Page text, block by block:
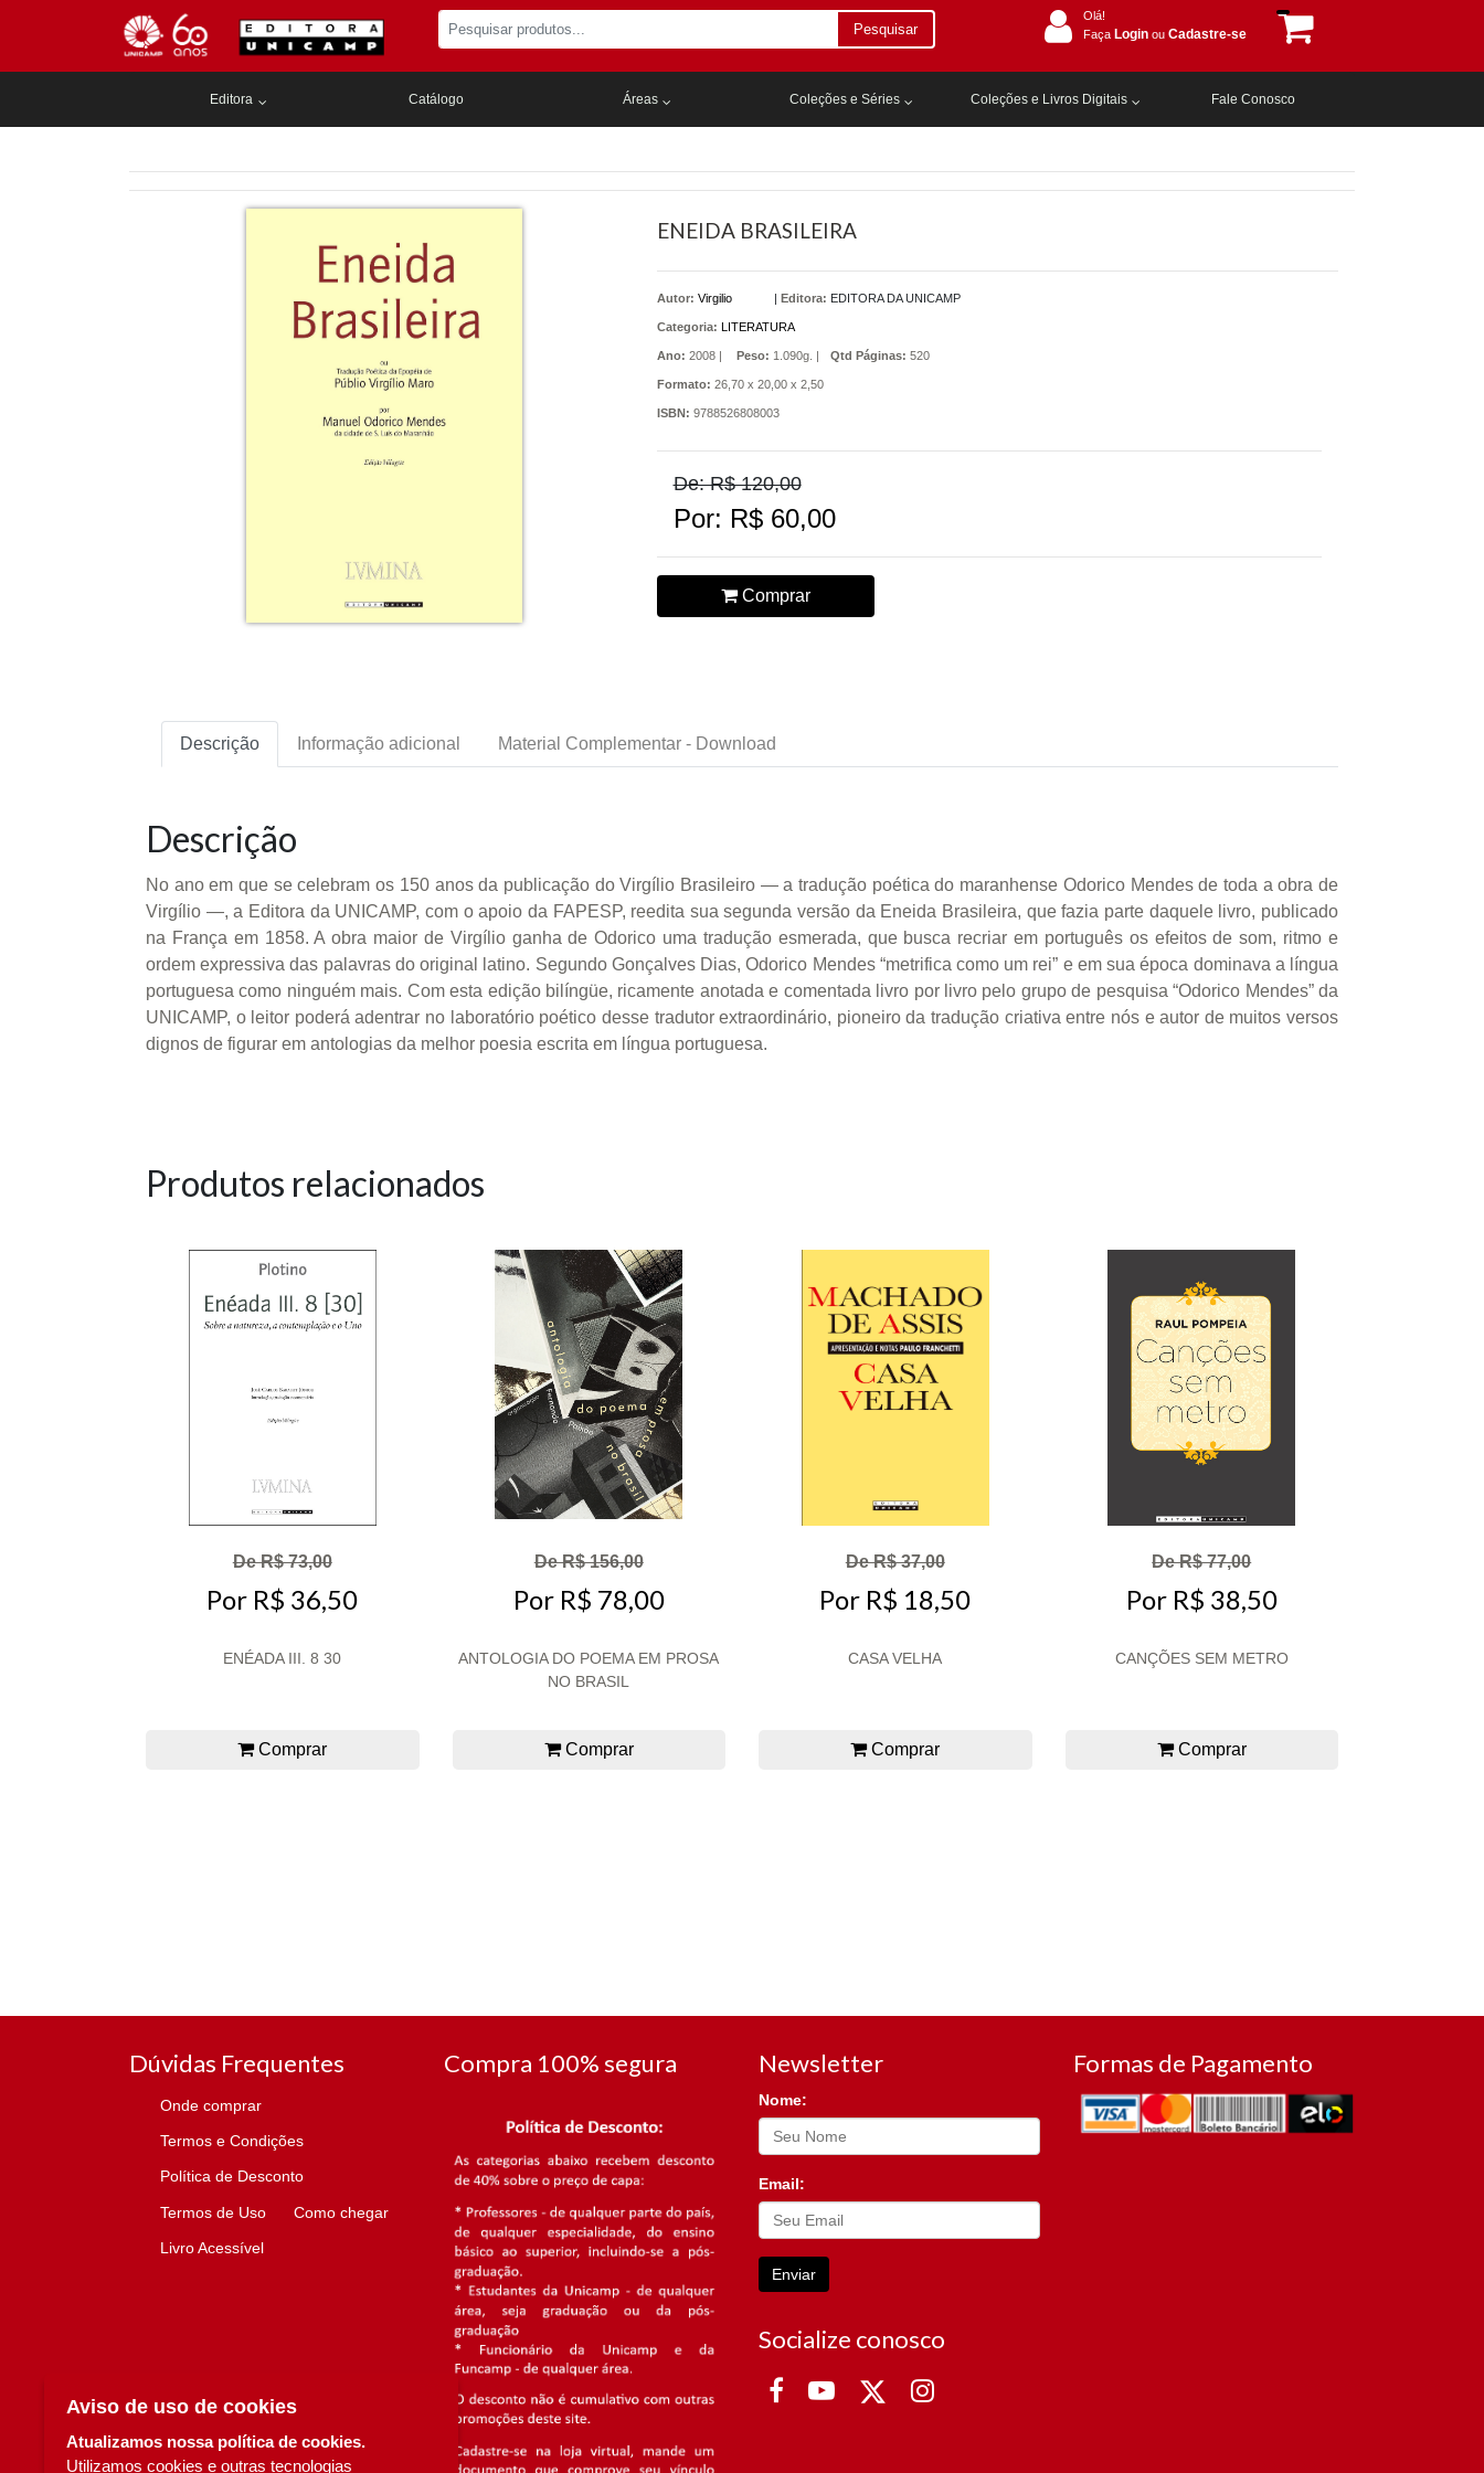
Pesquisar
Olá!
Faça Login ou Cadastre-se
Editora Catálogo Áreas Coleções e Séries Coleções e Livros Digitais Fale Conosco
ENEIDA BRASILEIRA
Autor: Virgilio | Editora: EDITORA DA UNICAMP
Categoria: LITERATURA
Ano: 2008 | Peso: 1.090g. | Qtd Páginas: 520
Formato: 26,70 x 20,00 x 2,50
ISBN: 9788526808003
De: R$ 120,00
Por: R$ 60,00
Comprar
Descrição Informação adicional Material Complementar - Download
Descrição
No ano em que se celebram os 150 anos da publicação do Virgílio Brasileiro — a tradução poética do maranhense Odorico Mendes de toda a obra de
Virgílio —, a Editora da UNICAMP, com o apoio da FAPESP, reedita sua segunda versão da Eneida Brasileira, que fazia parte daquele livro, publicado
na França em 1858. A obra maior de Virgílio ganha de Odorico uma tradução esmerada, que busca recriar em português os efeitos de som, ritmo e
ordem expressiva das palavras do original latino. Segundo Gonçalves Dias, Odorico Mendes “metrifica como um rei” e em sua época dominava a língua
portuguesa como ninguém mais. Com esta edição bilíngüe, ricamente anotada e comentada livro por livro pelo grupo de pesquisa “Odorico Mendes” da
UNICAMP, o leitor poderá adentrar no laboratório poético desse tradutor extraordinário, pioneiro da tradução criativa entre nós e autor de muitos versos
dignos de figurar em antologias da melhor poesia escrita em língua portuguesa.
Produtos relacionados
De R$ 73,00
Por R$ 36,50
ENÉADA III. 8 30
Comprar
De R$ 156,00
Por R$ 78,00
ANTOLOGIA DO POEMA EM PROSA
NO BRASIL
Comprar
De R$ 37,00
Por R$ 18,50
CASA VELHA
Comprar
De R$ 77,00
Por R$ 38,50
CANÇÕES SEM METRO
Comprar
Dúvidas Frequentes
Onde comprar
Termos e Condições
Política de Desconto
Termos de Uso Como chegar
Livro Acessível
Compra 100% segura Newsletter
Nome:
Email:
Enviar
Socialize conosco
Formas de Pagamento
Aviso de uso de cookies
Atualizamos nossa política de cookies.
Utilizamos cookies e outras tecnologias